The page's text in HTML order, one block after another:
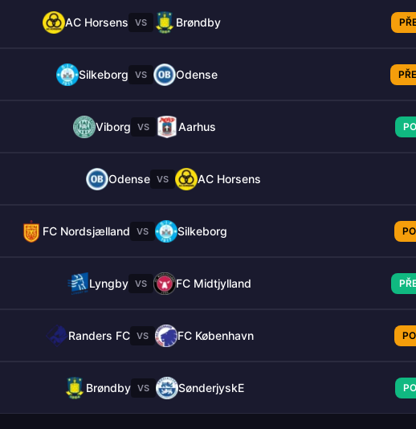
AC Horsens VS Brøndby
Silkeborg VS Odense
Viborg VS Aarhus
Odense VS AC Horsens
FC Nordsjælland VS Silkeborg
Lyngby VS FC Midtjylland
Randers FC VS FC København
Brøndby VS SønderjyskE